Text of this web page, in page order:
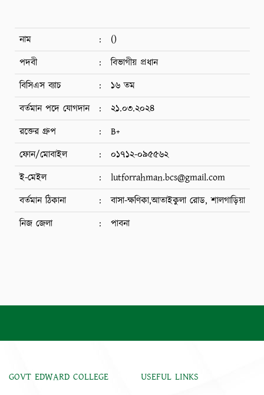
নাম :
()
পদবী
:
বিভাগীয় প্রধান
বিসিএস ব্যাচ
:
১৬ তম
বর্তমান পদে যোগদান
:
২১.০৩.২০২৪
রক্তের গ্রুপ
:
B+
ফোন/মোবাইল
:
০১৭১২-০৯৫৫৬২
ই-মেইল
:
lutforrahman.bcs@gmail.com
বর্তমান ঠিকানা
:
বাসা-ক্ষণিকা,আতাইকুলা রোড, শালগাড়িয়া
নিজ জেলা
: পাবনা
GOVT EDWARD COLLEGE USEFUL LINKS